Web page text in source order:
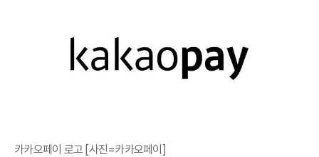
카카오페이 로고 [사진=카카오페이]